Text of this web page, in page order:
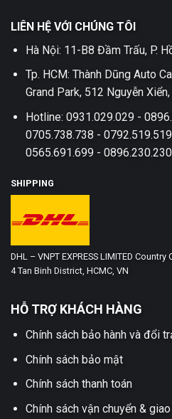
LIÊN HỆ VỚI CHÚNG TÔI
Hà Nội: 11-B8 Đầm Trấu, P.
Tp. HCM: Thành Dũng Auto
Grand Park, 512 Nguyễn
Hotline: 0931.029.029 -
0705.738.738 -
0565.691.699 - 0896.230.230
SHIPPING
DHL – VNPT EXPRESS LIMITED
4 Tan Binh District, HCMC, VN
HỖ TRỢ KHÁCH HÀNG
Chính sách bảo hành và đổi
Chính sách bảo mật
Chính sách thanh toán
Chính sách vận chuyển &